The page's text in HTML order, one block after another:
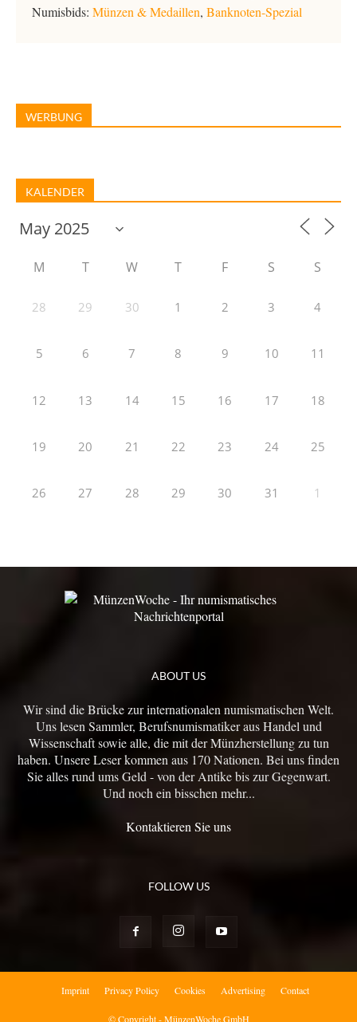
Numisbids: Münzen & Medaillen, Banknoten-Spezial
WERBUNG
KALENDER
M T W T F S S
28 29 30 1 2 3 4
5 6 7 8 9 10 11
12 13 14 15 16 17 18
19 20 21 22 23 24 25
26 27 28 29 30 31 1
ABOUT US
Wir sind die Brücke zur internationalen numismatischen Welt.
Uns lesen Sammler, Berufsnumismatiker aus Handel und
Wissenschaft sowie alle, die mit der Münzherstellung zu tun
haben. Unsere Leser kommen aus 170 Nationen. Bei uns finden
Sie alles rund ums Geld - von der Antike bis zur Gegenwart.
Und noch ein bisschen mehr...
Kontaktieren Sie uns
FOLLOW US
Imprint Privacy Policy Cookies Advertising Contact
© Copyright - MünzenWoche GmbH